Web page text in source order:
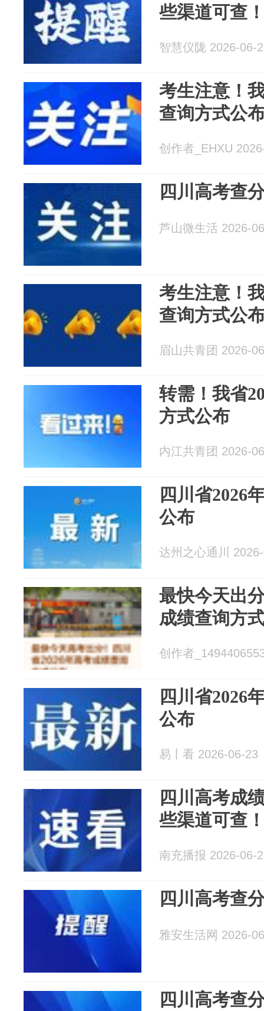
些渠道可查
智慧仪陇 2026-06-
考生注意！
查询方式公
创作者_EHXU
四川高考查
芦山微生活 2026-
考生注意！
查询方式公
眉山共青团 2026-
转需！我省
方式公布
内江共青团 2026-
四川省2026
公布
达州之心通川
最快今天出
成绩查询方
创作者
四川省2026
公布
易丨看 2026-06-23
四川高考成
些渠道可查
南充播报 2026-06-
四川高考查
雅安生活网 2026-
四川高考查